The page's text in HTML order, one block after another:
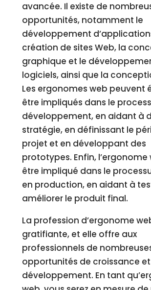
avancée. Il existe de
opportunités, notamment le
développement
création de sites Web, la
graphique et le
logiciels, ainsi que la
Les ergonomes web peuvent
être impliqués dans le
développement, en aidant à
stratégie, en définissant le
projet et en développant des
prototypes. Enfin,
être impliqué dans le
en production, en aidant à
améliorer le produit final.
La profession d’ergonome
gratifiante, et elle offre aux
professionnels de
opportunités de croissance
développement. En tant